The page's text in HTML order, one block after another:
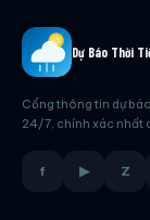
Dự Báo Thời
Cổng thông tin dự
24/7, chính xác nhất
f ▶ Z